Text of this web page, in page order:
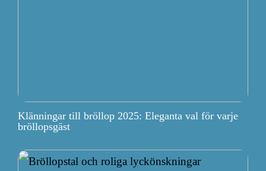
Klänningar till bröllop 2025: Eleganta val för varje
bröllopsgäst